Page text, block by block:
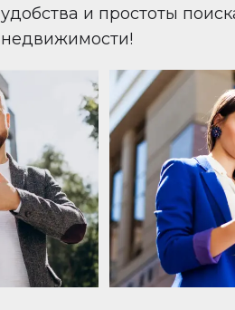
удобства и простоты
недвижимости!